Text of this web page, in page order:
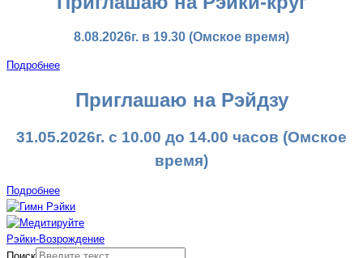
8.08.2026г. в 19.30 (Омское время)
Подробнее
Приглашаю на Рэйдзу
31.05.2026г. с 10.00 до 14.00 часов (Омское
время)
Подробнее
Рэйки-Возрождение